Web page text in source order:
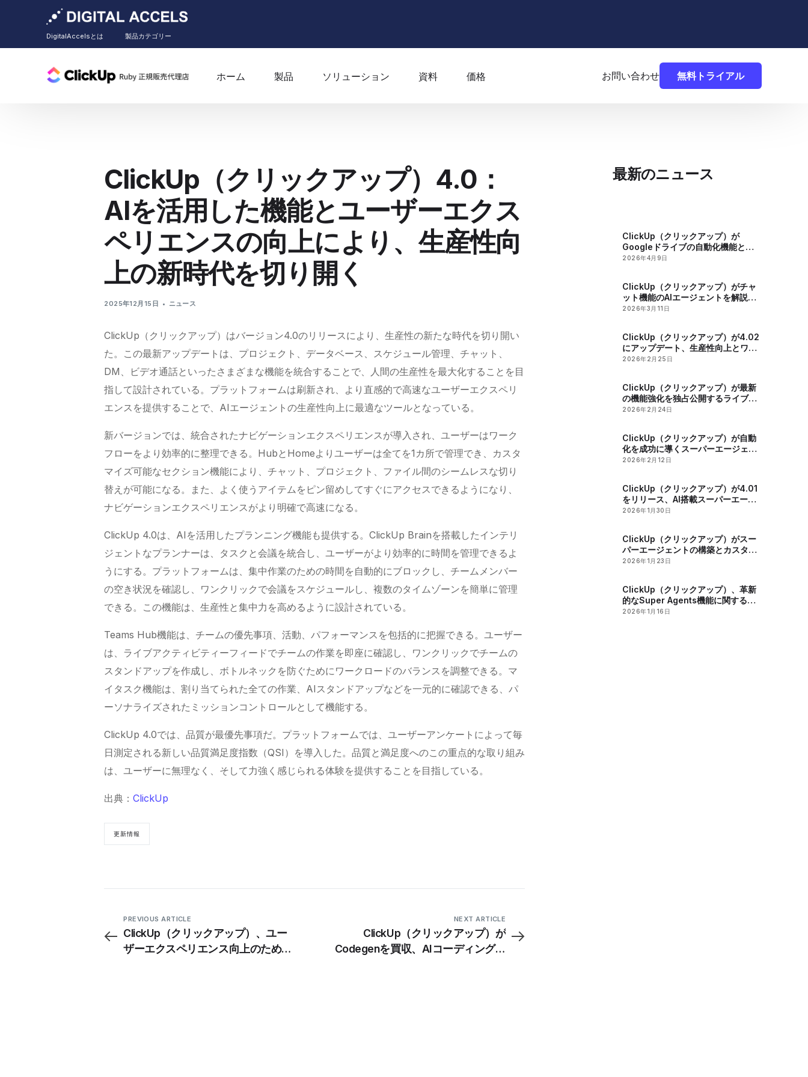
DigitalAccelsとは 製品カテゴリー
ホーム 製品 ソリューション 資料 価格 お問い合わせ 無料トライアル
ClickUp（クリックアップ）4.0：
AIを活用した機能とユーザーエクス
ペリエンスの向上により、生産性向
上の新時代を切り開く
2025年12月15日 ニュース
ClickUp （クリックアップ）はバージョン4.0のリリースにより、生産性の新たな時代を切り開い
た。この最新アップデートは、プロジェクト、データベース、スケジュール管理、チャット、
DM、ビデオ通話といったさまざまな機能を統合することで、人間の生産性を最大化することを目
指して設計されている。プラットフォームは刷新され、より直感的で高速なユーザーエクスペリ
エンスを提供することで、AIエージェントの生産性向上に最適なツールとなっている。
新バージョンでは、統合されたナビゲーションエクスペリエンスが導入され、ユーザーはワーク
フローをより効率的に整理できる。HubとHomeよりユーザーは全てを1カ所で管理でき、カスタ
マイズ可能なセクション機能により、チャット、プロジェクト、ファイル間のシームレスな切り
替えが可能になる。また、よく使うアイテムをピン留めしてすぐにアクセスできるようになり、
ナビゲーションエクスペリエンスがより明確で高速になる。
ClickUp 4.0は、AIを活用したプランニング機能も提供する。ClickUp Brainを搭載したインテリ
ジェントなプランナーは、タスクと会議を統合し、ユーザーがより効率的に時間を管理できるよ
うにする。プラットフォームは、集中作業のための時間を自動的にブロックし、チームメンバー
の空き状況を確認し、ワンクリックで会議をスケジュールし、複数のタイムゾーンを簡単に管理
できる。この機能は、生産性と集中力を高めるように設計されている。
Teams Hub機能は、チームの優先事項、活動、パフォーマンスを包括的に把握できる。ユーザー
は、ライブアクティビティーフィードでチームの作業を即座に確認し、ワンクリックでチームの
スタンドアップを作成し、ボトルネックを防ぐためにワークロードのバランスを調整できる。マ
イタスク機能は、割り当てられた全ての作業、AIスタンドアップなどを一元的に確認できる、パ
ーソナライズされたミッションコントロールとして機能する。
ClickUp 4.0では、品質が最優先事項だ。プラットフォームでは、ユーザーアンケートによって毎
日測定される新しい品質満足度指数（QSI）を導入した。品質と満足度へのこの重点的な取り組み
は、ユーザーに無理なく、そして力強く感じられる体験を提供することを目指している。
出典：ClickUp
更新情報
PREVIOUS ARTICLE
ClickUp（クリックアップ）、ユー
ザーエクスペリエンス向上のため、
NEXT ARTICLE
ClickUp（クリックアップ）が
Codegenを買収、AIコーディングエ
最新のニュース
ClickUp（クリックアップ）が
Googleドライブの自動化機能と階
層型ワークロードビューを追加
2026年4月9日
ClickUp（クリックアップ）がチャ
ット機能のAIエージェントを解説す
るウェビナーを開催
2026年3月11日
ClickUp（クリックアップ）が4.02
にアップデート、生産性向上とワー
クフローの合理化を実現する最新機
2026年2月25日
ClickUp（クリックアップ）が最新
の機能強化を独占公開するライブイ
ベントを開催
2026年2月24日
ClickUp（クリックアップ）が自動
化を成功に導くスーパーエージェン
トワークフローの設計に関するバー
2026年2月12日
ClickUp（クリックアップ）が4.01
をリリース、AI搭載スーパーエージ
ェントでワークスペースの効率と生
2026年1月30日
ClickUp（クリックアップ）がスー
パーエージェントの構築とカスタマ
イズに関するインタラクティブなワ
2026年1月23日
ClickUp（クリックアップ）、革新
的なSuper Agents機能に関する交
流イベントを開催
2026年1月16日